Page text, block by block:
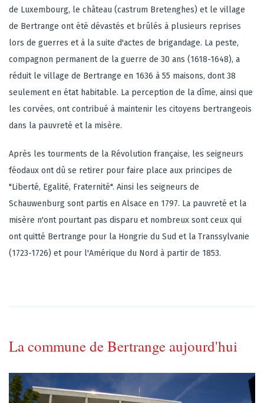
de Luxembourg, le château (castrum Bretenghes) et le village
de Bertrange ont été dévastés et brûlés à plusieurs reprises
lors de guerres et à la suite d'actes de brigandage. La peste,
compagnon permanent de la guerre de 30 ans (1618-1648), a
réduit le village de Bertrange en 1636 à 55 maisons, dont 38
seulement en état habitable. La perception de la dîme, ainsi que
les corvées, ont contribué à maintenir les citoyens bertrangeois
dans la pauvreté et la misère.
Après les tourments de la Révolution française, les seigneurs
féodaux ont dû se retirer pour faire place aux principes de
"Liberté, Egalité, Fraternité". Ainsi les seigneurs de
Schauwenburg sont partis en Alsace en 1797. La pauvreté et la
misère n'ont pourtant pas disparu et nombreux sont ceux qui
ont quitté Bertrange pour la Hongrie du Sud et la Transsylvanie
(1723-1726) et pour l'Amérique du Nord à partir de 1853.
La commune de Bertrange aujourd'hui